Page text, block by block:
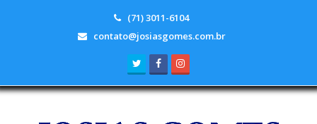
(71) 3011-6104
contato@josiasgomes.com.br
TwitterFacebook